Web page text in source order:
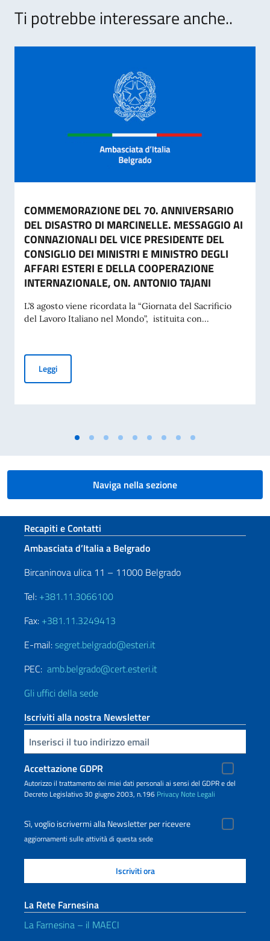
Ti potrebbe interessare anche..
COMMEMORAZIONE DEL 70. ANNIVERSARIO
DEL DISASTRO DI MARCINELLE. MESSAGGIO AI
CONNAZIONALI DEL VICE PRESIDENTE DEL
CONSIGLIO DEI MINISTRI E MINISTRO DEGLI
AFFARI ESTERI E DELLA COOPERAZIONE
INTERNAZIONALE, ON. ANTONIO TAJANI
L’8 agosto viene ricordata la “Giornata del Sacrificio
del Lavoro Italiano nel Mondo”, istituita con...
LeggiCOMMEMORAZIONE DEL 70. ANNIVERSARIO DEL
Naviga nella sezione
Sezione footer
Recapiti e Contatti
Ambasciata d’Italia a Belgrado
Bircaninova ulica 11 – 11000 Belgrado
Tel: +381.11.3066100
Fax: +381.11.3249413
E-mail:segret.belgrado@esteri.it
PEC: amb.belgrado@cert.esteri.it
Gli uffici della sede
Iscriviti alla nostra Newsletter
Inserisci la tua email
Accettazione GDPR
Autorizzo il trattamento dei miei dati personali ai sensi del GDPR e del
Decreto Legislativo 30 giugno 2003, n.196 Privacy Note Legali
Sì, voglio iscrivermi alla Newsletter per ricevere
aggiornamenti sulle attività di questa sede
La Rete Farnesina
La Farnesina – il MAECI